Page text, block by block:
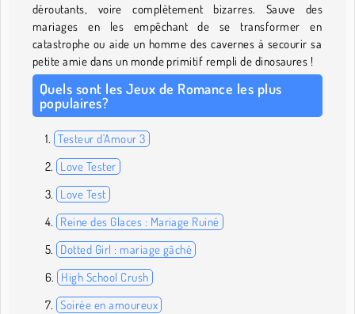
déroutants, voire complètement bizarres. Sauve des
mariages en les empêchant de se transformer en
catastrophe ou aide un homme des cavernes à secourir sa
petite amie dans un monde primitif rempli de dinosaures !
Quels sont les Jeux de Romance les plus
populaires?
Testeur d'Amour 3
Love Tester
Love Test
Reine des Glaces : Mariage Ruiné
Dotted Girl : mariage gâché
High School Crush
Soirée en amoureux